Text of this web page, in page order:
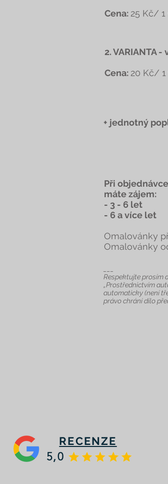
Cena: 25 Kč/
2. VARIANTA
Cena: 20 Kč/
+ jednotný
Při
máte zájem:
- 3 - 6 let
- 6 a více let
Omalovánky
Omalovánky
Respektujte prosím
„Prostřednictvím
automaticky (není
právo chrání dílo
RECENZE
5,0